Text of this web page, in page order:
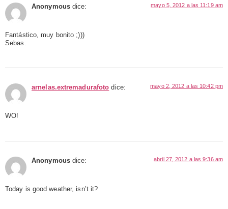
Anonymous dice: mayo 5, 2012 a las 11:19 am
Fantástico, muy bonito ;)))
Sebas.
arnelas.extremadurafoto dice: mayo 2, 2012 a las 10:42 pm
WO!
Anonymous dice: abril 27, 2012 a las 9:36 am
Today is good weather, isn’t it?